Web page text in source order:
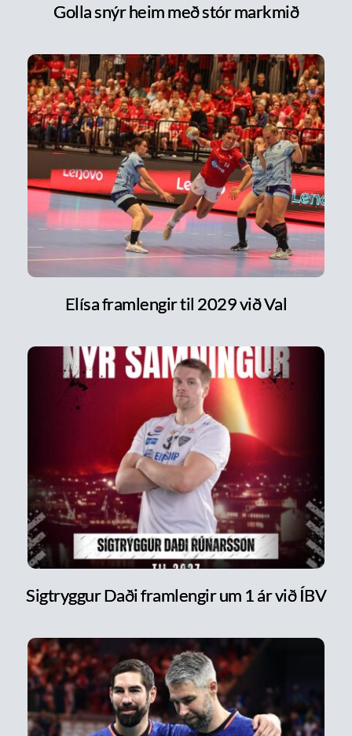
Golla snýr heim með stór markmið
Elísa framlengir til 2029 við Val
Sigtryggur Daði framlengir um 1 ár við ÍBV